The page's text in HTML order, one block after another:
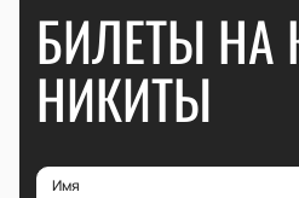
БИЛЕТЫ НА
НИКИТЫ
Имя